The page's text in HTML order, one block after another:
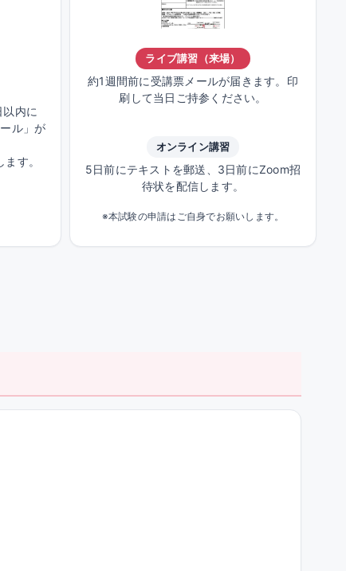
内に
ル」が
す。
ライブ講習（来場）
約1週間前に受講票メールが届きます。印
刷して当日ご持参ください。
オンライン講習
5日前にテキストを郵送、3日前にZoom招
待状を配信します。
※本試験の申請はご自身でお願いします。